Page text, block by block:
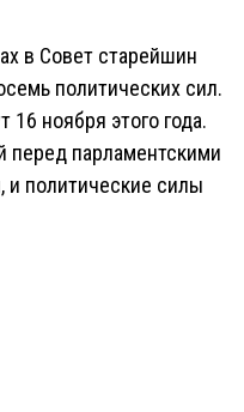
в Совет старейшин
политических сил.
ноября этого года.
перед парламентскими
и политические силы